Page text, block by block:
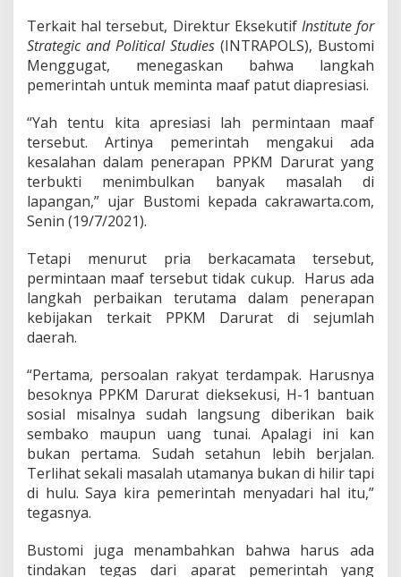
P
e
n
g
m
a
t
:
p
r
e
s
i
D
a
n
W
a
k
u
a
M
Terkait hal tersebut, Direktur Eksekutif Institute for
Strategic and Political Studies (INTRAPOLS), Bustomi
Menggugat, menegaskan bahwa langkah
pemerintah untuk meminta maaf patut diapresiasi.
“Yah tentu kita apresiasi lah permintaan maaf
tersebut. Artinya pemerintah mengakui ada
kesalahan dalam penerapan PPKM Darurat yang
terbukti menimbulkan banyak masalah di
lapangan,” ujar Bustomi kepada cakrawarta.com,
Senin (19/7/2021).
Tetapi menurut pria berkacamata tersebut,
permintaan maaf tersebut tidak cukup. Harus ada
langkah perbaikan terutama dalam penerapan
kebijakan terkait PPKM Darurat di sejumlah
daerah.
“Pertama, persoalan rakyat terdampak. Harusnya
besoknya PPKM Darurat dieksekusi, H-1 bantuan
sosial misalnya sudah langsung diberikan baik
sembako maupun uang tunai. Apalagi ini kan
bukan pertama. Sudah setahun lebih berjalan.
Terlihat sekali masalah utamanya bukan di hilir tapi
di hulu. Saya kira pemerintah menyadari hal itu,”
tegasnya.
Bustomi juga menambahkan bahwa harus ada
tindakan tegas dari aparat pemerintah yang